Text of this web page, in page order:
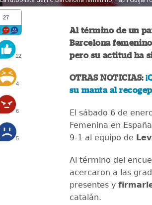
27
12
4
6
5
Al término de un
Barcelona
pero su actitud ha
OTRAS NOTICIAS:
su manta al
El sábado 6 de
Femenina en
9-1 al equipo de
Al término del
acercaron a las
presentes y
catalán.